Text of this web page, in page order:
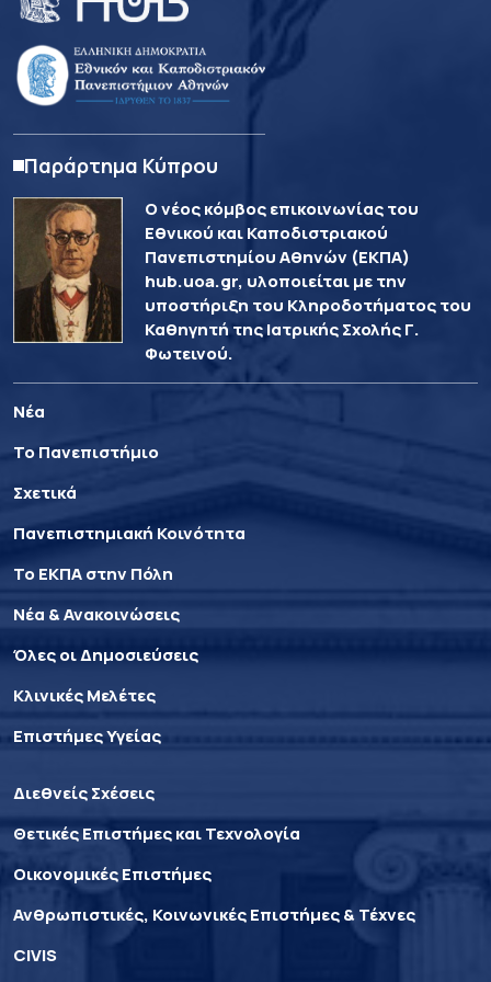
Παράρτημα Κύπρου
Ο νέος κόμβος επικοινωνίας του
Εθνικού και Καποδιστριακού
Πανεπιστημίου Αθηνών (ΕΚΠΑ)
hub.uoa.gr, υλοποιείται με την
υποστήριξη του Κληροδοτήματος του
Καθηγητή της Ιατρικής Σχολής Γ.
Φωτεινού.
Νέα
Το Πανεπιστήμιο
Σχετικά
Πανεπιστημιακή Κοινότητα
Το ΕΚΠΑ στην Πόλη
Νέα & Ανακοινώσεις
Όλες οι Δημοσιεύσεις
Κλινικές Μελέτες
Επιστήμες Υγείας
Διεθνείς Σχέσεις
Θετικές Επιστήμες και Τεχνολογία
Οικονομικές Επιστήμες
Ανθρωπιστικές, Κοινωνικές Επιστήμες & Τέχνες
CIVIS